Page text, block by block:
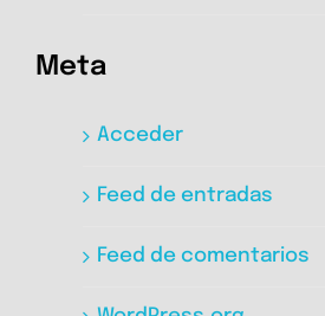
Meta
Acceder
Feed de entradas
Feed de comentarios